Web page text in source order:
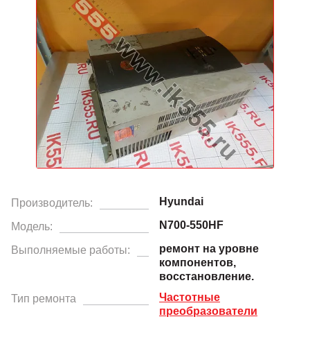
Производитель: Hyundai
Модель: N700-550HF
Выполняемые работы:
ремонт на уровне
компонентов,
восстановление.
Тип ремонта
Частотные
преобразователи